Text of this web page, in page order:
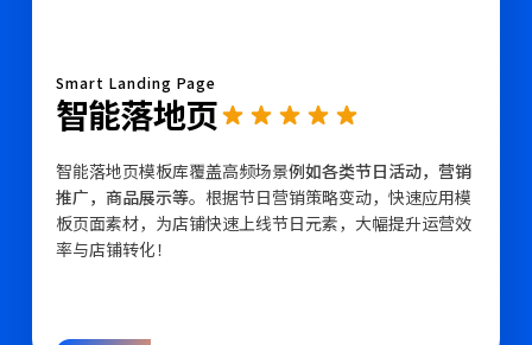
Smart Landing Page
智能落地页
智能落地页模板库覆盖高频场景例如各类节日活动，营销
推广，商品展示等。根据节日营销策略变动，快速应用模
板页面素材，为店铺快速上线节日元素，大幅提升运营效
率与店铺转化！